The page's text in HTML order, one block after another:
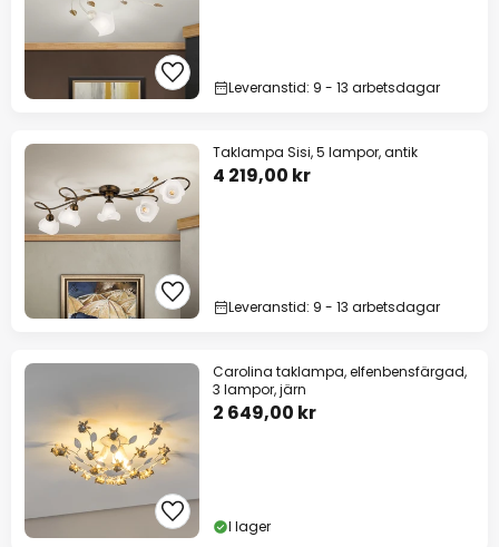
Leveranstid: 9 - 13 arbetsdagar
Taklampa Sisi, 5 lampor, antik
4 219,00 kr
Leveranstid: 9 - 13 arbetsdagar
Carolina taklampa, elfenbensfärgad,
3 lampor, järn
2 649,00 kr
I lager